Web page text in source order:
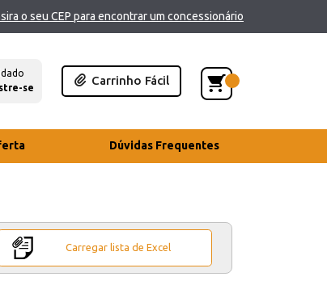
o seu CEP para encontrar um concessionário
se
Carrinho Fácil
Dúvidas Frequentes
Carregar lista de Excel